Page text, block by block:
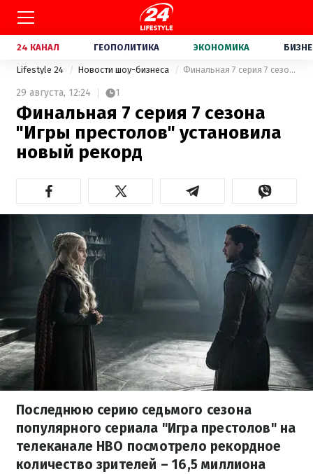
24 КАНАЛ ГЕОПОЛИТИКА ЭКОНОМИКА
Lifestyle 24 Новости шоу-бизнеса Финальная 7 серия 7 сезона "Игры престолов" установила новый рекорд
29 августа, 12:24 1
Финальная 7 серия 7 сезона
"Игры престолов" установила
новый рекорд
Последнюю серию седьмого сезона
популярного сериала "Игра престолов" на
телеканале HBO посмотрело рекордное
количество зрителей – 16,5 миллиона